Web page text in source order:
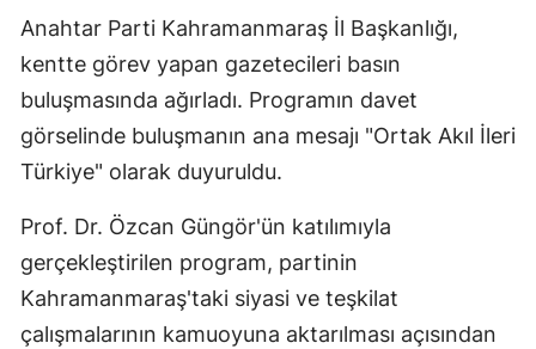
Anahtar Parti Kahramanmaraş İl Başkanlığı,
kentte görev yapan gazetecileri basın
buluşmasında ağırladı. Programın davet
görselinde buluşmanın ana mesajı "Ortak Akıl İleri
Türkiye" olarak duyuruldu.
Prof. Dr. Özcan Güngör'ün katılımıyla
gerçekleştirilen program, partinin
Kahramanmaraş'taki siyasi ve teşkilat
çalışmalarının kamuoyuna aktarılması açısından